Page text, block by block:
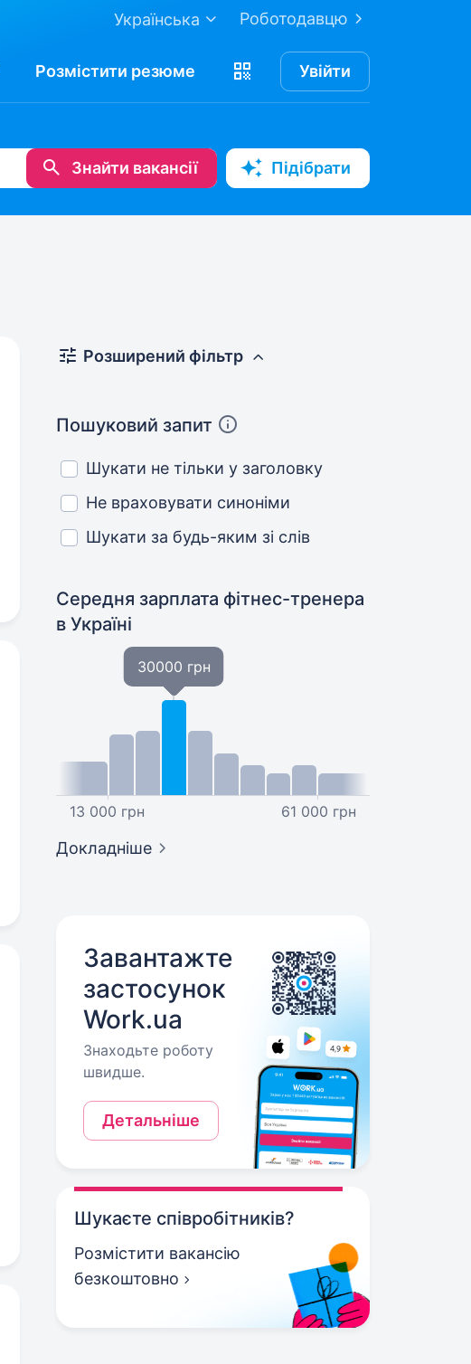
Роботодавцю
Українська
Розмістити резюме Увійти
Знайти вакансії Підібрати
Розширений фільтр
Пошуковий запит
Шукати не тільки у заголовку
Не враховувати синоніми
Шукати за будь-яким зі слів
Середня зарплата фітнес-тренера
в Україні
13 000 грн
30000 грн
61 000 грн
Докладніше
Завантажте
застосунок
Work.ua
Знаходьте роботу
швидше.
Детальніше
Шукаєте співробітників?
Розмістити вакансію
безкоштовно